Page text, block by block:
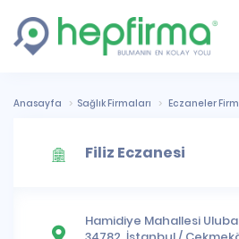
Anasayfa Sağlık Firmaları Eczaneler
Filiz Eczanesi
Hamidiye Mahallesi